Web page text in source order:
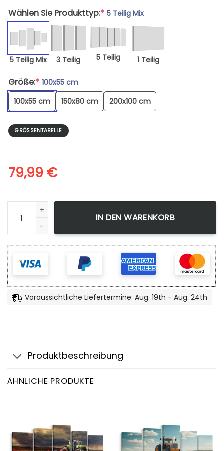
Wählen Sie Produkttyp:* 5 Teilig Mix
5 Teilig Mix 3 Teilig 5 Teilig 1 Teilig
Größe:* 100x55 cm
100x55 cm
150x80 cm 200x100 cm
GRÖSSENTABELLE
79,99 €
Leinwandbild Valentino Rossi Motorcycle 16 Bilder
IN DEN WARENKORB
Voraussichtliche Liefertermine: Aug. 19th - Aug. 24th
Produktbeschreibung
ÄHNLICHE PRODUKTE